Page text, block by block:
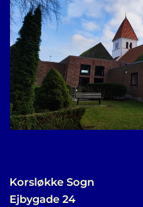
Korsløkke Sogn
Ejbygade 24